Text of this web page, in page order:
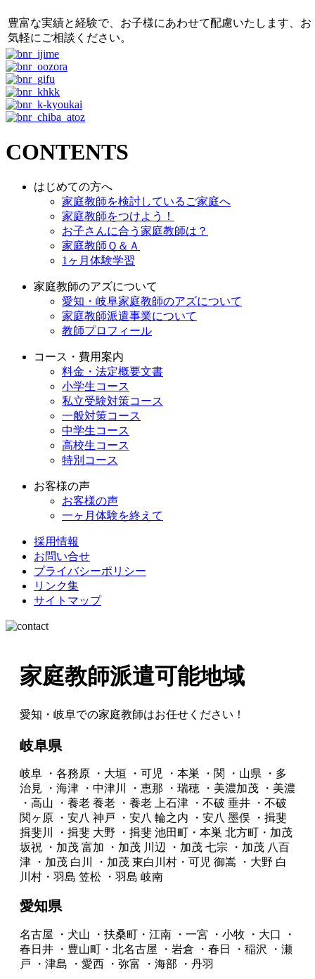
豊富な実績と経験で、お子様にあわせて配慮いたします、お
気軽にご相談ください。
CONTENTS
はじめての方へ
家庭教師を検討しているご家庭へ
家庭教師をつけよう！
お子さんに合う家庭教師は？
家庭教師Ｑ＆Ａ
1ヶ月体験学習
家庭教師のアズについて
愛知・岐阜家庭教師のアズについて
家庭教師派遣事業について
教師プロフィール
コース・費用案内
料金・法定概要文書
小学生コース
私立受験対策コース
一般対策コース
中学生コース
高校生コース
特別コース
お客様の声
お客様の声
一ヶ月体験を終えて
採用情報
お問い合せ
プライバシーポリシー
リンク集
サイトマップ
家庭教師派遣可能地域
愛知・岐阜での家庭教師はお任せください！
岐阜県
岐阜 ・各務原 ・大垣 ・可児 ・本巣 ・関 ・山県
・多
治見
・海津 ・中津川 ・恵那 ・瑞穂 ・美濃加茂
・美濃
・高山
・養老 養老 ・養老 上石津 ・不破 垂井
・不破
関ヶ原
・安八 神戸 ・安八 輪之内 ・安八 墨俣
・揖斐
揖斐川
・揖斐 大野 ・揖斐 池田町・本巣 北方町・加茂
坂祝
・加茂 富加 ・加茂 川辺 ・加茂 七宗 ・加茂 八百
津
・加茂 白川 ・加茂 東白川村・可児 御嵩 ・大野 白
川村・羽島 笠松 ・羽島 岐南
愛知県
名古屋 ・犬山 ・扶桑町・江南 ・一宮 ・小牧 ・大口
・
春日井
・豊山町・北名古屋 ・岩倉 ・春日 ・稲沢
・瀬
戸
・津島 ・愛西 ・弥富 ・海部 ・丹羽